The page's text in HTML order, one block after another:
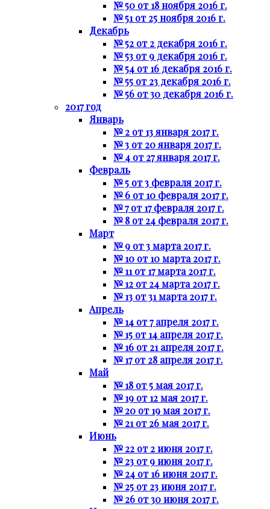
№ 50 от 18 ноября 2016 г.
№ 51 от 25 ноября 2016 г.
Декабрь
№ 52 от 2 декабря 2016 г.
№ 53 от 9 декабря 2016 г.
№ 54 от 16 декабря 2016 г.
№ 55 от 23 декабря 2016 г.
№ 56 от 30 декабря 2016 г.
2017 год
Январь
№ 2 от 13 января 2017 г.
№ 3 от 20 января 2017 г.
№ 4 от 27 января 2017 г.
Февраль
№ 5 от 3 февраля 2017 г.
№ 6 от 10 февраля 2017 г.
№ 7 от 17 февраля 2017 г.
№ 8 от 24 февраля 2017 г.
Март
№ 9 от 3 марта 2017 г.
№ 10 от 10 марта 2017 г.
№ 11 от 17 марта 2017 г.
№ 12 от 24 марта 2017 г.
№ 13 от 31 марта 2017 г.
Апрель
№ 14 от 7 апреля 2017 г.
№ 15 от 14 апреля 2017 г.
№ 16 от 21 апреля 2017 г.
№ 17 от 28 апреля 2017 г.
Май
№ 18 от 5 мая 2017 г.
№ 19 от 12 мая 2017 г.
№ 20 от 19 мая 2017 г.
№ 21 от 26 мая 2017 г.
Июнь
№ 22 от 2 июня 2017 г.
№ 23 от 9 июня 2017 г.
№ 24 от 16 июня 2017 г.
№ 25 от 23 июня 2017 г.
№ 26 от 30 июня 2017 г.